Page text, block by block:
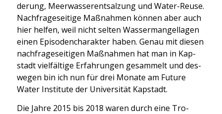
de­rung, Meer­was­ser­ent­sal­zung und Water-Reu­se.
Nach­fra­ge­sei­ti­ge Maß­nah­men kön­nen aber auch
hier hel­fen, weil nicht sel­ten Was­ser­man­gel­la­gen
einen Epi­so­den­cha­rak­ter haben. Genau mit die­sen
nach­fra­ge­sei­ti­gen Maß­nah­men hat man in Kap­
stadt viel­fäl­ti­ge Erfah­run­gen gesam­melt und des­
we­gen bin ich nun für drei Mona­te am Future
Water Insti­tu­te der Uni­ver­si­tät Kap­stadt.
Die Jah­re 2015 bis 2018 waren durch eine Tro­